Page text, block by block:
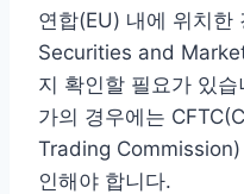
연합(EU) 내에 위치한
Securities and
지 확인할 필요가 있
가의 경우에는
Trading Commission)
인해야 합니다.